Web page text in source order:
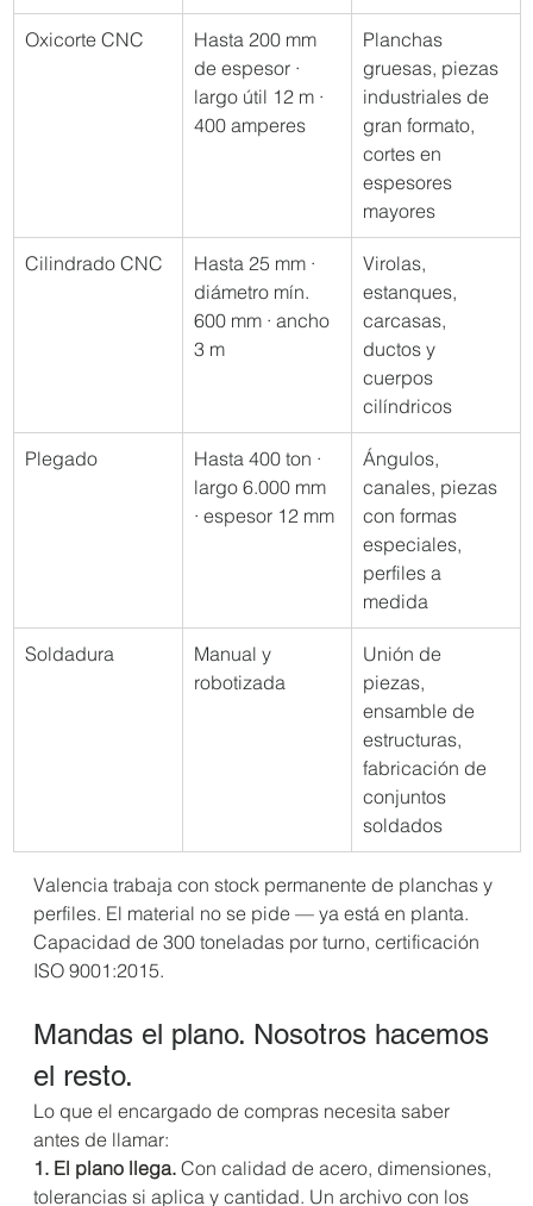
Oxicorte CNC
Hasta 200 mm
de espesor ·
largo útil 12 m ·
400 amperes
Planchas
gruesas, piezas
industriales de
gran formato,
cortes en
espesores
mayores
Cilindrado CNC
Hasta 25 mm ·
diámetro mín.
600 mm · ancho
3 m
Virolas,
estanques,
carcasas,
ductos y
cuerpos
cilíndricos
Plegado
Hasta 400 ton ·
largo 6.000 mm
· espesor 12 mm
Ángulos,
canales, piezas
con formas
especiales,
perfiles a
medida
Soldadura
Manual y
robotizada
Unión de
piezas,
ensamble de
estructuras,
fabricación de
conjuntos
soldados
Valencia trabaja con stock permanente de planchas y
perfiles. El material no se pide — ya está en planta.
Capacidad de 300 toneladas por turno, certificación
ISO 9001:2015.
Mandas el plano. Nosotros hacemos
el resto.
Lo que el encargado de compras necesita saber
antes de llamar:
1. El plano llega. Con calidad de acero, dimensiones,
tolerancias si aplica y cantidad. Un archivo con los